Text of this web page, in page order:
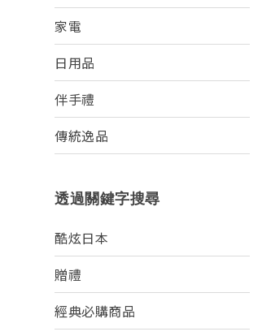
家電
日用品
伴手禮
傳統逸品
透過關鍵字搜尋
酷炫日本
贈禮
經典必購商品